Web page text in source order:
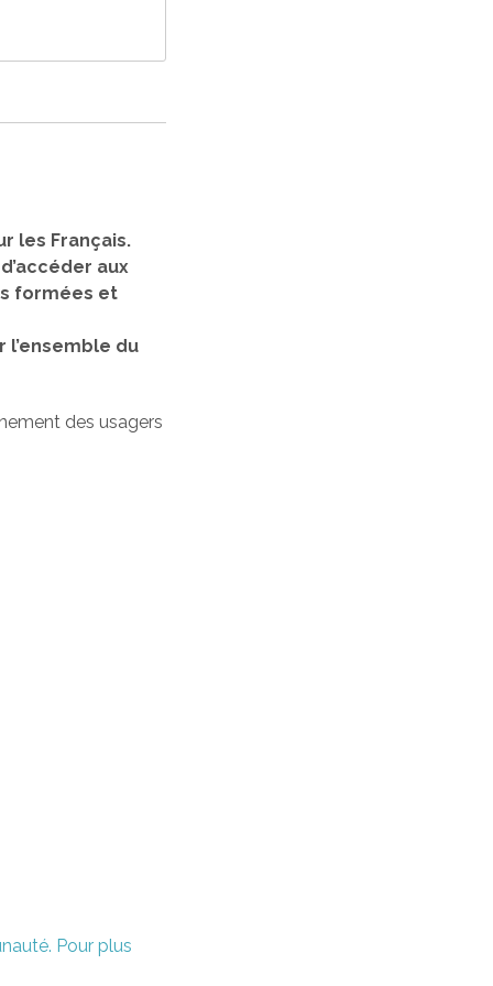
les Français.
aux
formées et
du
des usagers
Pour plus